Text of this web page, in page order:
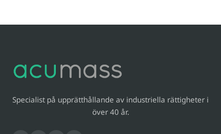
Specialist på upprätthållande av industriella rättigheter i
över 40 år.